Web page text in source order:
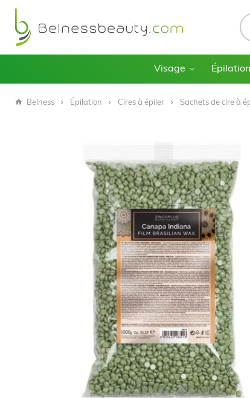
Visage Épilation
Belness Épilation Cires à épiler Sachets de cire à